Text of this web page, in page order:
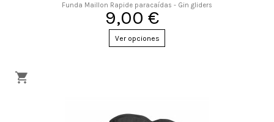
Funda Maillon Rapide paracaídas - Gin gliders
9,00 €
Ver opciones